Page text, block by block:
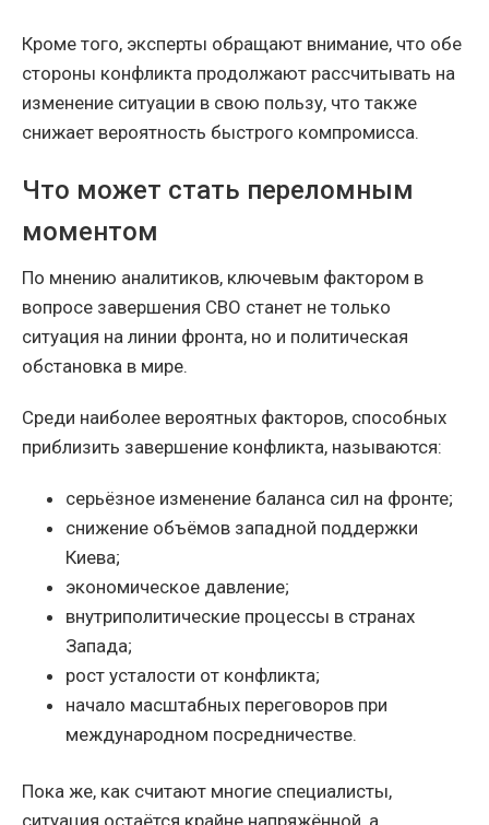
Кроме того, эксперты обращают внимание, что обе
стороны конфликта продолжают рассчитывать на
изменение ситуации в свою пользу, что также
снижает вероятность быстрого компромисса.
Что может стать переломным
моментом
По мнению аналитиков, ключевым фактором в
вопросе завершения СВО станет не только
ситуация на линии фронта, но и политическая
обстановка в мире.
Среди наиболее вероятных факторов, способных
приблизить завершение конфликта, называются:
серьёзное изменение баланса сил на фронте;
снижение объёмов западной поддержки
Киева;
экономическое давление;
внутриполитические процессы в странах
Запада;
рост усталости от конфликта;
начало масштабных переговоров при
международном посредничестве.
Пока же, как считают многие специалисты,